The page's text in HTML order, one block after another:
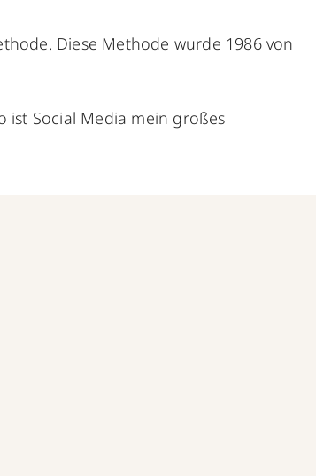
Diese Methode wurde 1986 von
ist Social Media mein großes